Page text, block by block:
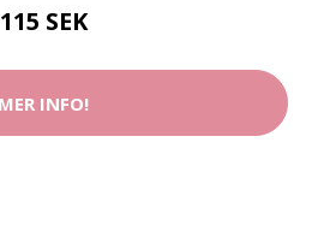
115 SEK
MER INFO!